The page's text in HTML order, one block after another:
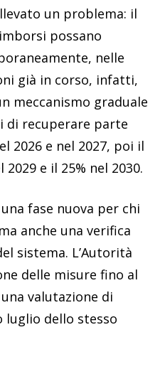
un problema: il
possano
nelle
già in corso, infatti,
meccanismo graduale
di recuperare parte
2026 e nel 2027, poi il
2029 e il 25% nel 2030.
fase nuova per chi
anche una verifica
sistema. L’Autorità
delle misure fino al
valutazione di
dello stesso